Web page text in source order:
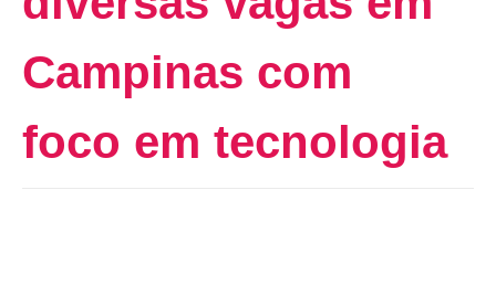
Campinas com
foco em tecnologia